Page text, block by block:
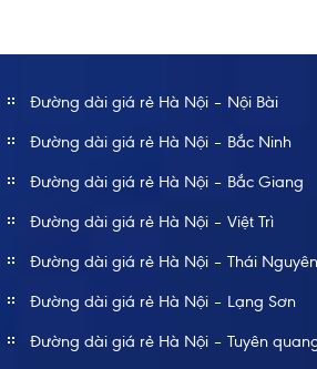
Đường dài giá rẻ Hà Nội – Nội Bài
Đường dài giá rẻ Hà Nội – Bắc Ninh
Đường dài giá rẻ Hà Nội – Bắc Giang
Đường dài giá rẻ Hà Nội – Việt Trì
Đường dài giá rẻ Hà Nội – Thái Nguyên
Đường dài giá rẻ Hà Nội – Lạng Sơn
Đường dài giá rẻ Hà Nội – Tuyên